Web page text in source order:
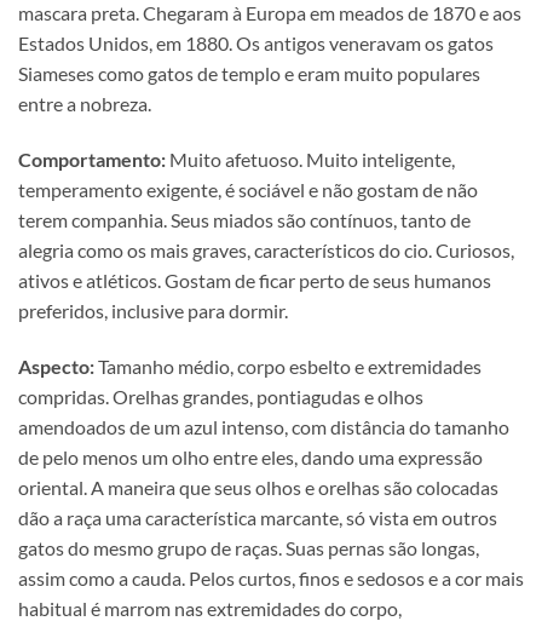
mascara preta. Chegaram à Europa em meados de 1870 e aos
Estados Unidos, em 1880. Os antigos veneravam os gatos
Siameses como gatos de templo e eram muito populares
entre a nobreza.
Comportamento: Muito afetuoso. Muito inteligente,
temperamento exigente, é sociável e não gostam de não
terem companhia. Seus miados são contínuos, tanto de
alegria como os mais graves, característicos do cio. Curiosos,
ativos e atléticos. Gostam de ficar perto de seus humanos
preferidos, inclusive para dormir.
Aspecto:Tamanho médio, corpo esbelto e extremidades
compridas. Orelhas grandes, pontiagudas e olhos
amendoados de um azul intenso, com distância do tamanho
de pelo menos um olho entre eles, dando uma expressão
oriental. A maneira que seus olhos e orelhas são colocadas
dão a raça uma característica marcante, só vista em outros
gatos do mesmo grupo de raças. Suas pernas são longas,
assim como a cauda. Pelos curtos, finos e sedosos e a cor mais
habitual é marrom nas extremidades do corpo,